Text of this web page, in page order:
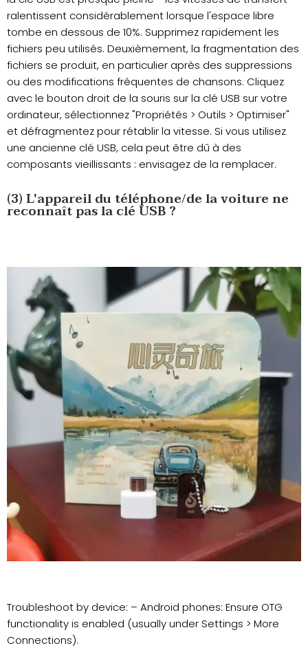
ralentissent considérablement lorsque l'espace libre
tombe en dessous de 10%. Supprimez rapidement les
fichiers peu utilisés. Deuxièmement, la fragmentation des
fichiers se produit, en particulier après des suppressions
ou des modifications fréquentes de chansons. Cliquez
avec le bouton droit de la souris sur la clé USB sur votre
ordinateur, sélectionnez "Propriétés > Outils > Optimiser"
et défragmentez pour rétablir la vitesse. Si vous utilisez
une ancienne clé USB, cela peut être dû à des
composants vieillissants : envisagez de la remplacer.
(3) L'appareil du téléphone/de la voiture ne
reconnaît pas la clé USB ?
Troubleshoot by device: – Android phones: Ensure OTG
functionality is enabled (usually under Settings > More
Connections).